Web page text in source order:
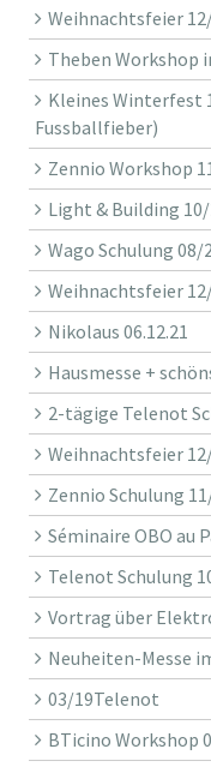
Weihnachtsfeier
Theben Workshop
Kleines Winterfest
Fussballfieber)
Zennio Workshop
Light & Building
Wago Schulung 08/
Weihnachtsfeier
Nikolaus 06.12.21
Hausmesse +
2-tägige Telenot
Weihnachtsfeier
Zennio Schulung
Séminaire OBO au
Telenot Schulung
Vortrag über
Neuheiten-Messe
03/19Telenot
BTicino Workshop